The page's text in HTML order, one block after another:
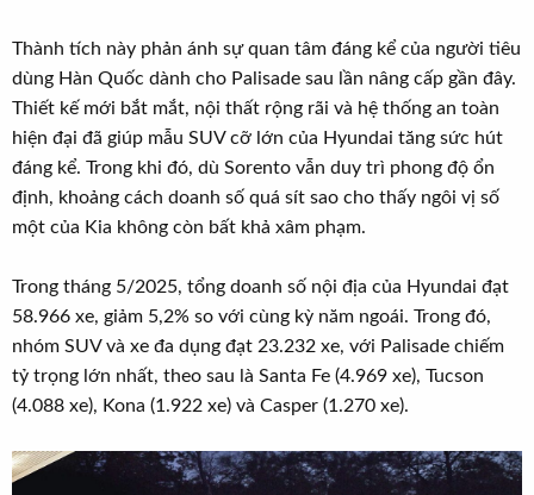
Thành tích này phản ánh sự quan tâm đáng kể của người tiêu
dùng Hàn Quốc dành cho Palisade sau lần nâng cấp gần đây.
Thiết kế mới bắt mắt, nội thất rộng rãi và hệ thống an toàn
hiện đại đã giúp mẫu SUV cỡ lớn của Hyundai tăng sức hút
đáng kể. Trong khi đó, dù Sorento vẫn duy trì phong độ ổn
định, khoảng cách doanh số quá sít sao cho thấy ngôi vị số
một của Kia không còn bất khả xâm phạm.
Trong tháng 5/2025, tổng doanh số nội địa của Hyundai đạt
58.966 xe, giảm 5,2% so với cùng kỳ năm ngoái. Trong đó,
nhóm SUV và xe đa dụng đạt 23.232 xe, với Palisade chiếm
tỷ trọng lớn nhất, theo sau là Santa Fe (4.969 xe), Tucson
(4.088 xe), Kona (1.922 xe) và Casper (1.270 xe).